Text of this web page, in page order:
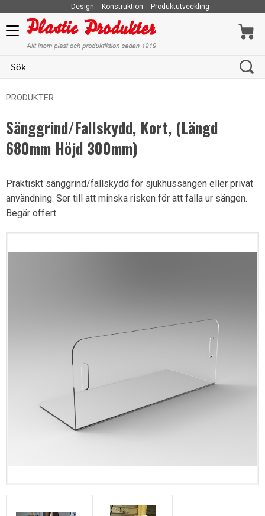
Meny
Design Konstruktion Produktutveckling
PRODUKTER
Sänggrind/Fallskydd, Kort, (Längd
680mm Höjd 300mm)
Praktiskt sänggrind/fallskydd för sjukhussängen eller privat
användning. Ser till att minska risken för att falla ur sängen.
Begär offert.